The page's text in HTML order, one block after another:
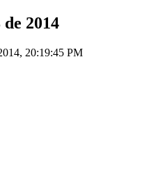
2014
20:19:45 PM